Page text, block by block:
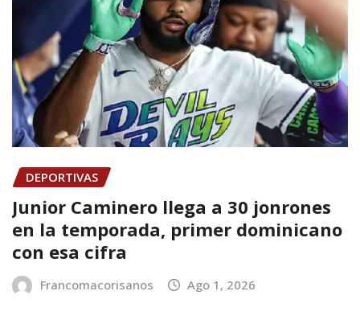
DEPORTIVAS
Junior Caminero llega a 30 jonrones
en la temporada, primer dominicano
con esa cifra
Francomacorisanos Ago 1, 2026